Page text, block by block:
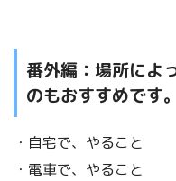
番外編：場所によ
のもおすすめです。
・自宅で、やること
・電車で、 やること